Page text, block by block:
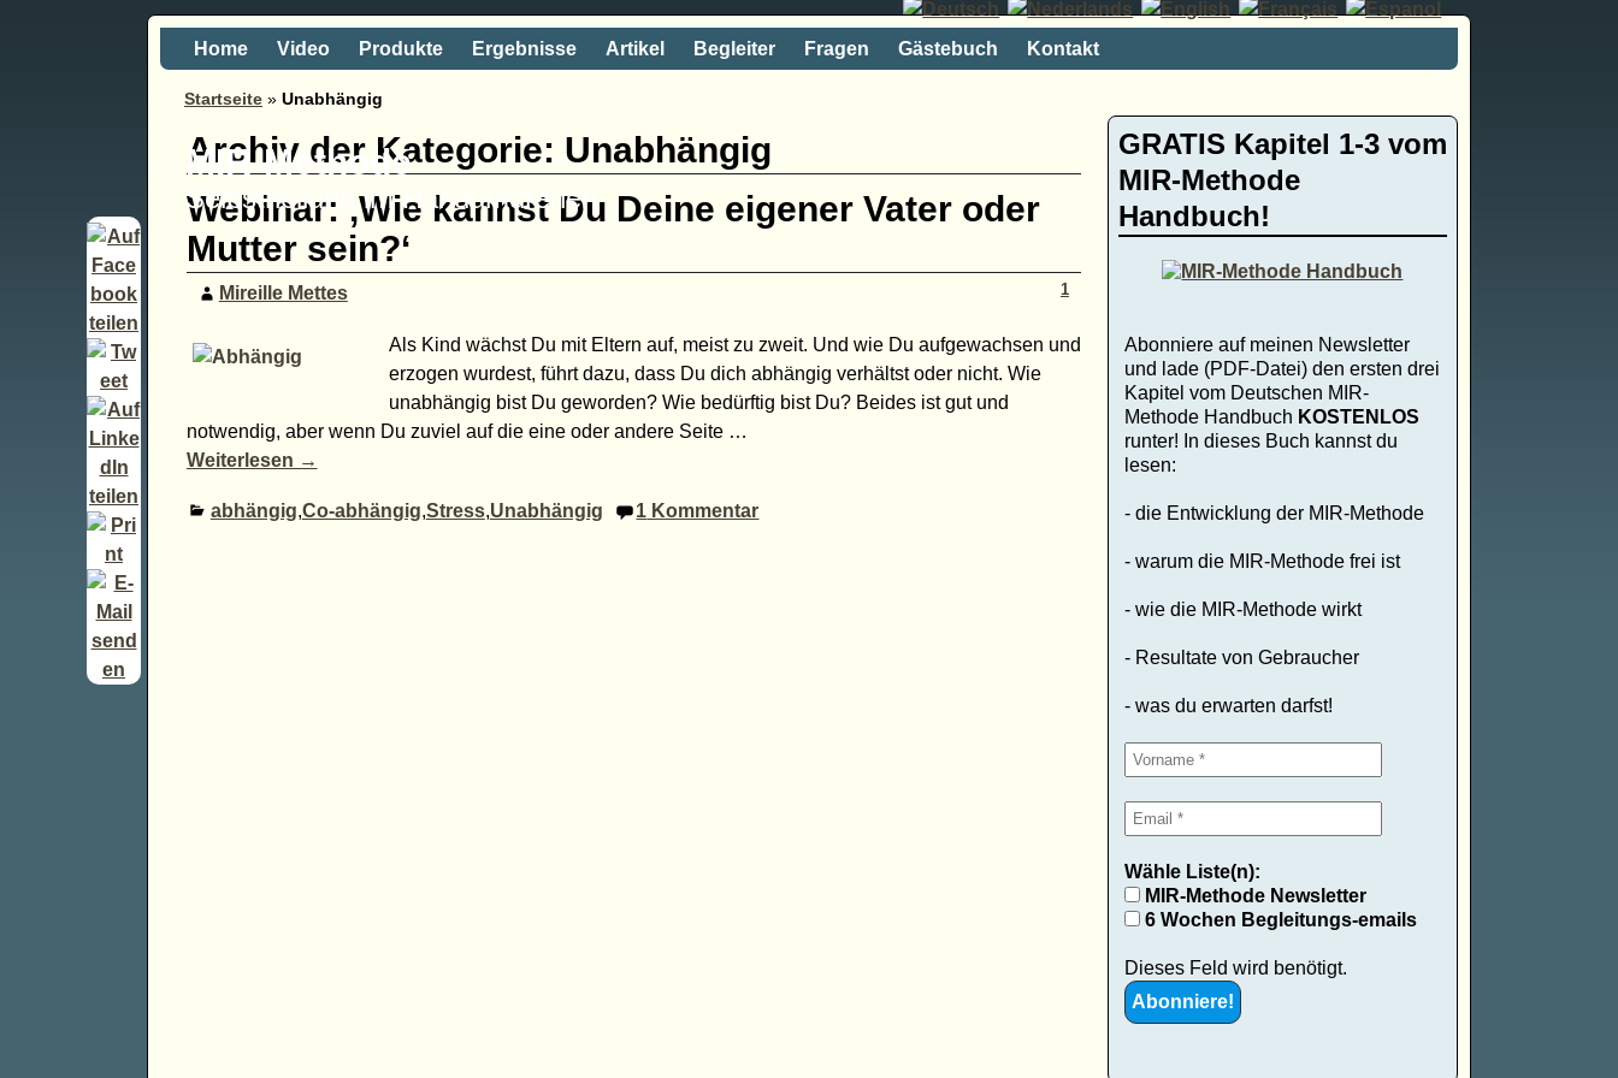
MIR-Methode
Selbstheilung im Handumdrehen
Home Video Produkte Ergebnisse Artikel Begleiter Fragen Gästebuch Kontakt
Startseite » Unabhängig
Archiv der Kategorie: Unabhängig
Webinar: ‚Wie kannst Du Deine eigener Vater oder
Mutter sein?‘
Mireille Mettes 1
Als Kind wächst Du mit Eltern auf, meist zu zweit. Und wie Du aufgewachsen und
erzogen wurdest, führt dazu, dass Du dich abhängig verhältst oder nicht. Wie
unabhängig bist Du geworden? Wie bedürftig bist Du? Beides ist gut und
notwendig, aber wenn Du zuviel auf die eine oder andere Seite …
Weiterlesen →
abhängig,Co-abhängig,Stress,Unabhängig 1 Kommentar
GRATIS Kapitel 1-3 vom
MIR-Methode
Handbuch!
Abonniere auf meinen Newsletter
und lade (PDF-Datei) den ersten drei
Kapitel vom Deutschen MIR-
Methode Handbuch KOSTENLOS
runter! In dieses Buch kannst du
lesen:
- die Entwicklung der MIR-Methode
- warum die MIR-Methode frei ist
- wie die MIR-Methode wirkt
- Resultate von Gebraucher
- was du erwarten darfst!
Wähle Liste(n):
MIR-Methode Newsletter
6 Wochen Begleitungs-emails
Dieses Feld wird benötigt.